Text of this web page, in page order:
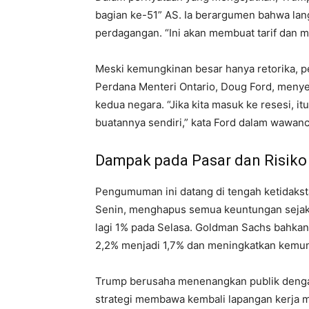
bagian ke-51” AS. Ia berargumen bahwa
perdagangan. “Ini akan membuat tarif dan
Meski kemungkinan besar hanya retorika,
Perdana Menteri Ontario, Doug Ford,
kedua negara. “Jika kita masuk ke resesi,
buatannya sendiri,” kata Ford dalam
Dampak pada Pasar dan
Pengumuman ini datang di tengah
Senin, menghapus semua keuntungan
lagi 1% pada Selasa. Goldman Sachs
2,2% menjadi 1,7% dan meningkatkan
Trump berusaha menenangkan publik
strategi membawa kembali lapangan kerja